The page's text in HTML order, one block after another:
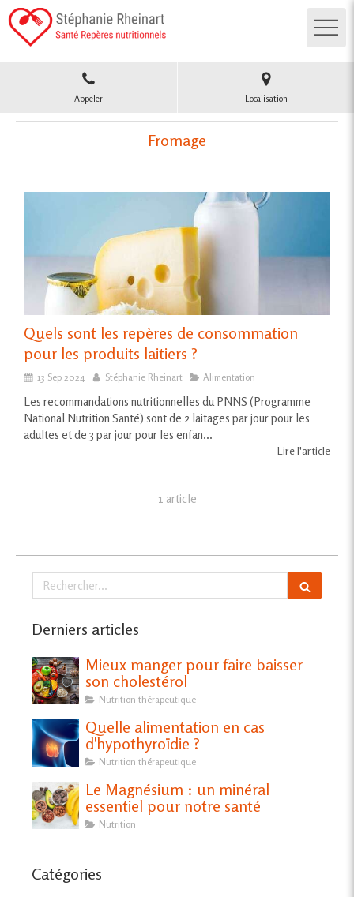
Appeler Localisation
Fromage
Quels sont les repères de consommation
pour les produits laitiers ?
13 Sep 2024 Stéphanie Rheinart Alimentation
Les recommandations nutritionnelles du PNNS (Programme
National Nutrition Santé) sont de 2 laitages par jour pour les
adultes et de 3 par jour pour les enfan...
Lire l'article
1 article
Rechercher
Derniers articles
Mieux manger pour faire baisser
son cholestérol
Nutrition thérapeutique
Quelle alimentation en cas
d'hypothyroïdie ?
Nutrition thérapeutique
Le Magnésium : un minéral
essentiel pour notre santé
Nutrition
Catégories